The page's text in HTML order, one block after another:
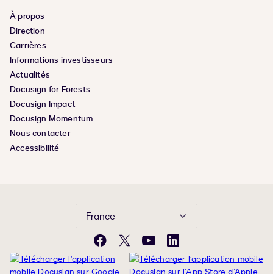
À propos
Direction
Carrières
Informations investisseurs
Actualités
Docusign for Forests
Docusign Impact
Docusign Momentum
Nous contacter
Accessibilité
France
Facebook
X YouTubeLinkedIn